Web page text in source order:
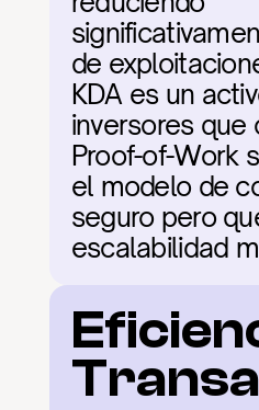
de
KDA es un
inversores que
Proof-of-Work
el modelo de
seguro pero
escalabilidad